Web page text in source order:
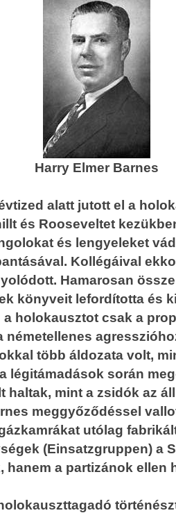
Harry Elmer Barnes
alatt jutott el a
és Rooseveltet
és lengyeleket
Kollégáival
Hamarosan
könyveit lefordította és
holokausztot csak a
németellenes
több áldozata volt,
légitámadások során
haltak, mint a zsidók az
meggyőződéssel
utólag
(Einsatzgruppen) a
hanem a partizánok ellen